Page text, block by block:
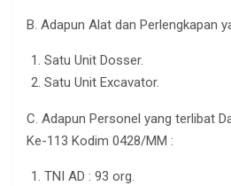
B. Adapun Alat dan Perlengkapan
Satu Unit Dosser.
Satu Unit Excavator.
C. Adapun Personel yang terlibat
Ke-113 Kodim 0428/MM :
TNI AD : 93 org.